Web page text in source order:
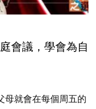
會議，學會為自
母就會在每個周五的